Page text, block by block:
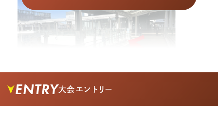
02. 階段を降りると千客万来が見えてきます
ENTRY大会エントリー